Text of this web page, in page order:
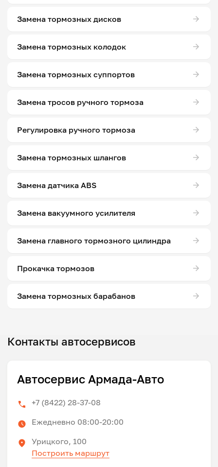
Замена тормозных дисков
Замена тормозных колодок
Замена тормозных суппортов
Замена тросов ручного тормоза
Регулировка ручного тормоза
Замена тормозных шлангов
Замена датчика ABS
Замена вакуумного усилителя
Замена главного тормозного цилиндра
Прокачка тормозов
Замена тормозных барабанов
Контакты автосервисов
Автосервис Армада-Авто
+7 (8422) 28-37-08
Ежедневно 08:00-20:00
Урицкого, 100
Построить маршрут